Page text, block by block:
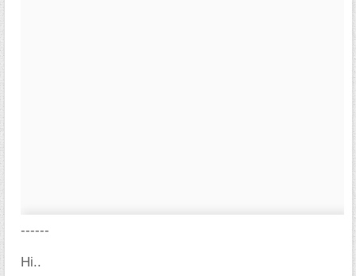
------
Hi..